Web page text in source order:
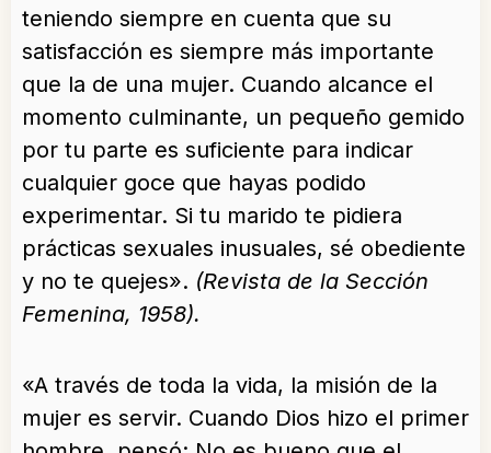
teniendo siempre en cuenta que su
satisfacción es siempre más importante
que la de una mujer. Cuando alcance el
momento culminante, un pequeño gemido
por tu parte es suficiente para indicar
cualquier goce que hayas podido
experimentar. Si tu marido te pidiera
prácticas sexuales inusuales, sé obediente
y no te quejes». (Revista de la Sección
Femenina, 1958).
«A través de toda la vida, la misión de la
mujer es servir. Cuando Dios hizo el primer